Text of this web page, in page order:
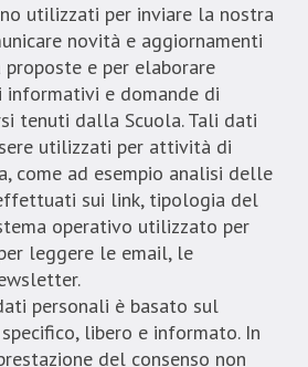
utilizzati per inviare la nostra
novità e aggiornamenti
e per elaborare
e domande di
tenuti dalla Scuola. Tali dati
utilizzati per attività di
come ad esempio analisi delle
sui link, tipologia del
operativo utilizzato per
leggere le email, le
personali è basato sul
libero e informato. In
del consenso non